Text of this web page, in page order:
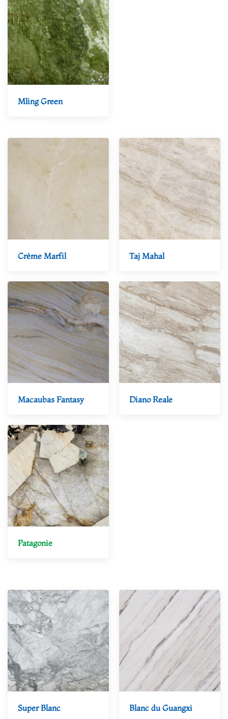
Mling Green
Crème Marfil Taj Mahal
Macaubas Fantasy Diano Reale
Patagonie
Super Blanc Blanc du Guangxi